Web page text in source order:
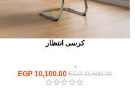
كرسى انتظار
,
EGP11,600.00
EGP 10,100.00